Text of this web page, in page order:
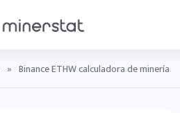
» Binance ETHW calculadora de minería